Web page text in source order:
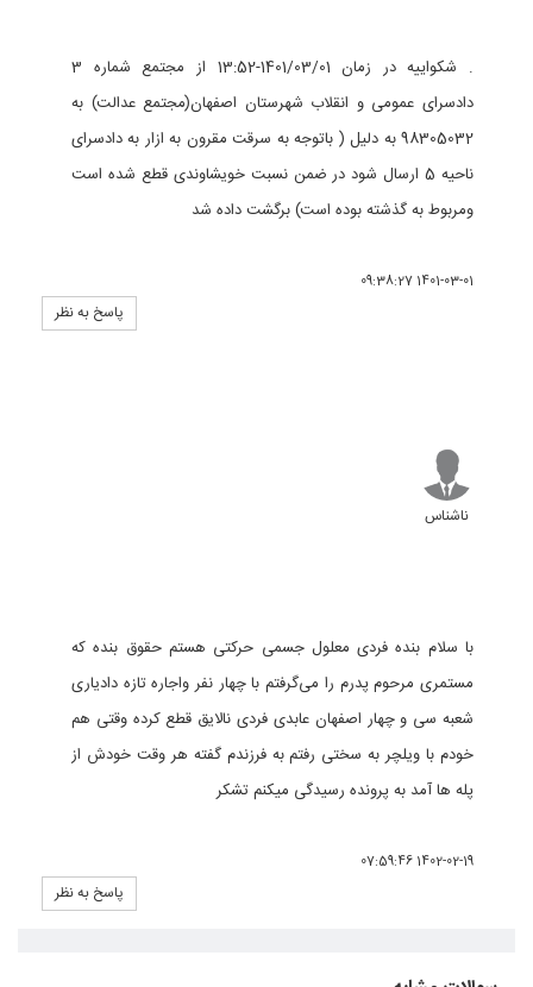
. شکواییه در زمان 1401/03/01-13:52 از مجتمع شماره 3
دادسرای عمومی و انقلاب شهرستان اصفهان(مجتمع عدالت) به
98305032 به دلیل ( باتوجه به سرقت مقرون به ازار به دادسرای
ناحیه 5 ارسال شود در ضمن نسبت خویشاوندی قطع شده است
ومربوط به گذشته بوده است) برگشت داده شد
1401-03-01 09:38:27
پاسخ به نظر
ناشناس
با سلام بنده فردی معلول جسمی حرکتی هستم حقوق بنده که
مستمری مرحوم پدرم را می‌گرفتم با چهار نفر واجاره تازه دادیاری
شعبه سی و چهار اصفهان عابدی فردی نالایق قطع کرده وقتی هم
خودم با ویلچر به سختی رفتم به فرزندم گفته هر وقت خودش از
پله ها آمد به پرونده رسیدگی میکنم تشکر
1402-02-19 07:59:46
پاسخ به نظر